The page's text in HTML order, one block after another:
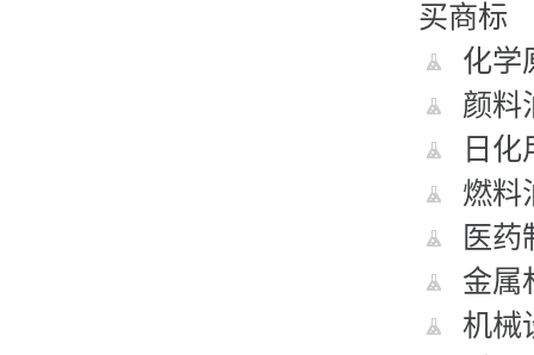
买商标
化学
颜料
日化
燃料
医药
金属
机械